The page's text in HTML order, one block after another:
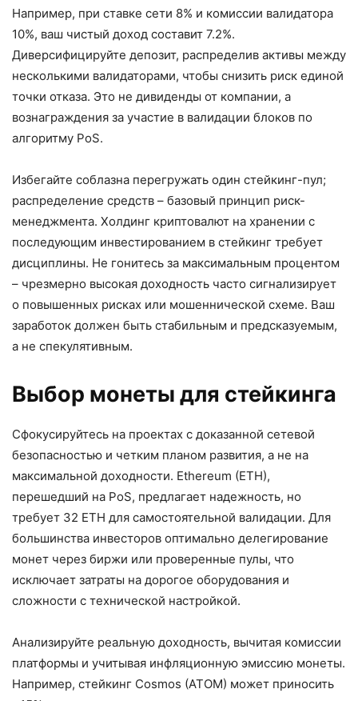
Например, при ставке сети 8% и комиссии валидатора
10%, ваш чистый доход составит 7.2%.
Диверсифицируйте депозит, распределив активы между
несколькими валидаторами, чтобы снизить риск единой
точки отказа. Это не дивиденды от компании, а
вознаграждения за участие в валидации блоков по
алгоритму PoS.
Избегайте соблазна перегружать один стейкинг-пул;
распределение средств – базовый принцип риск-
менеджмента. Холдинг криптовалют на хранении с
последующим инвестированием в стейкинг требует
дисциплины. Не гонитесь за максимальным процентом
– чрезмерно высокая доходность часто сигнализирует
о повышенных рисках или мошеннической схеме. Ваш
заработок должен быть стабильным и предсказуемым,
а не спекулятивным.
Выбор монеты для стейкинга
Сфокусируйтесь на проектах с доказанной сетевой
безопасностью и четким планом развития, а не на
максимальной доходности. Ethereum (ETH),
перешедший на PoS, предлагает надежность, но
требует 32 ETH для самостоятельной валидации. Для
большинства инвесторов оптимально делегирование
монет через биржи или проверенные пулы, что
исключает затраты на дорогое оборудования и
сложности с технической настройкой.
Анализируйте реальную доходность, вычитая комиссии
платформы и учитывая инфляционную эмиссию монеты.
Например, стейкинг Cosmos (ATOM) может приносить